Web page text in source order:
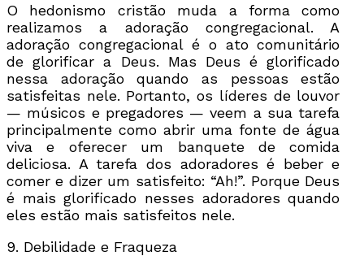
O hedonismo cristão muda a forma como
realizamos a adoração congregacional. A
adoração congregacional é o ato comunitário
de glorificar a Deus. Mas Deus é glorificado
nessa adoração quando as pessoas estão
satisfeitas nele. Portanto, os líderes de louvor
— músicos e pregadores — veem a sua tarefa
principalmente como abrir uma fonte de água
viva e oferecer um banquete de comida
deliciosa. A tarefa dos adoradores é beber e
comer e dizer um satisfeito: “Ah!”. Porque Deus
é mais glorificado nesses adoradores quando
eles estão mais satisfeitos nele.
9. Debilidade e Fraqueza